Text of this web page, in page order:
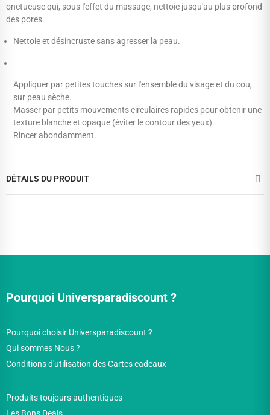
onctueuse qui, sous l'effet du massage, nettoie jusqu'au plus profond
des pores.
Nettoie et désincruste sans agresser la peau.
Appliquer par petites touches sur l'ensemble du visage et du cou,
sur peau sèche.
Masser par petits mouvements circulaires rapides pour obtenir une
texture blanche et opaque (éviter le contour des yeux).
Rincer abondamment.
DÉTAILS DU PRODUIT
Pourquoi Universparadiscount ?
Pourquoi choisir Universparadiscount ?
Qui sommes Nous ?
Conditions d'utilisation des Cartes cadeaux
Produits toujours authentiques